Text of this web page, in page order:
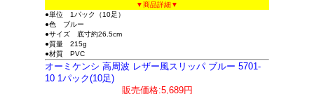
▼商品詳細▼
●単位 1パック（10足）
●色 ブルー
●サイズ 底寸約26.5cm
●質量 215g
●材質 PVC
オーミケンシ 高周波 レザー風スリッパ ブルー 5701-
10 1パック(10足)
販売価格:5,689円